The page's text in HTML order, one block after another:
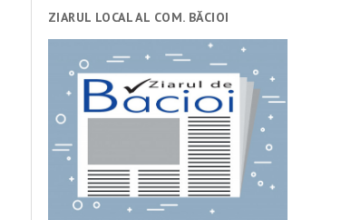
ZIARUL LOCAL AL COM. BĂCIOI